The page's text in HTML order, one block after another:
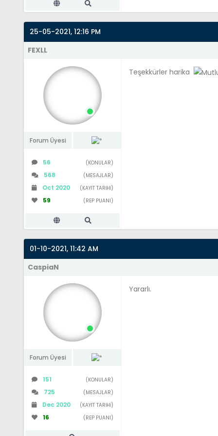
[b]Ad-Soyad:[/b]
[b]Ödeme Miktarı:[/
[b]Ürün:[/b]
"disablesmilies"
25-05-2021, 12:16 PM
FEXLL
Forum Üyesi
56 (KONULAR)
568 (MESAJLAR)
Oct 2020 (KAYIT TARIHI)
59 (REP PUANI)
Teşekkürler harika
01-10-2021, 11:42 AM
CaspiaN
Forum Üyesi
151 (KONULAR)
725 (MESAJLAR)
Dec 2020 (KAYIT TARIHI)
16 (REP PUANI)
Yararlı.